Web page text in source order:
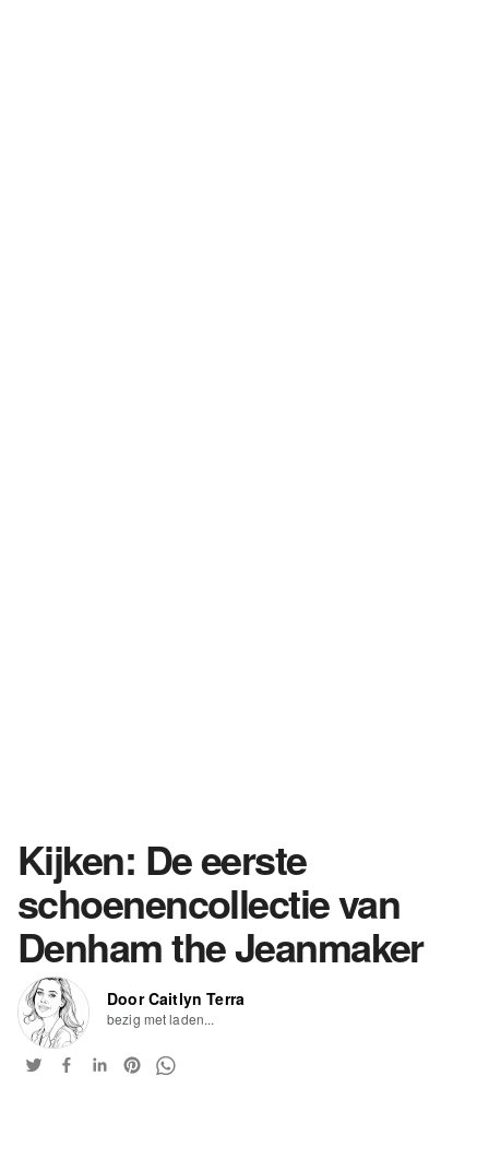
Kijken: De eerste
schoenencollectie van
Denham the Jeanmaker
Door Caitlyn Terra
bezig met laden...